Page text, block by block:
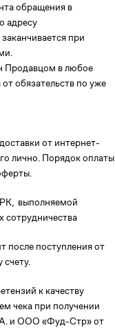
обращения в
при
Продавцом в любое
обязательств по уже
от интернет-
лично. Порядок оплаты
выполняемой
сотрудничества
после поступления от
к качеству
чека при получении
и ООО «Фуд-Стр» от